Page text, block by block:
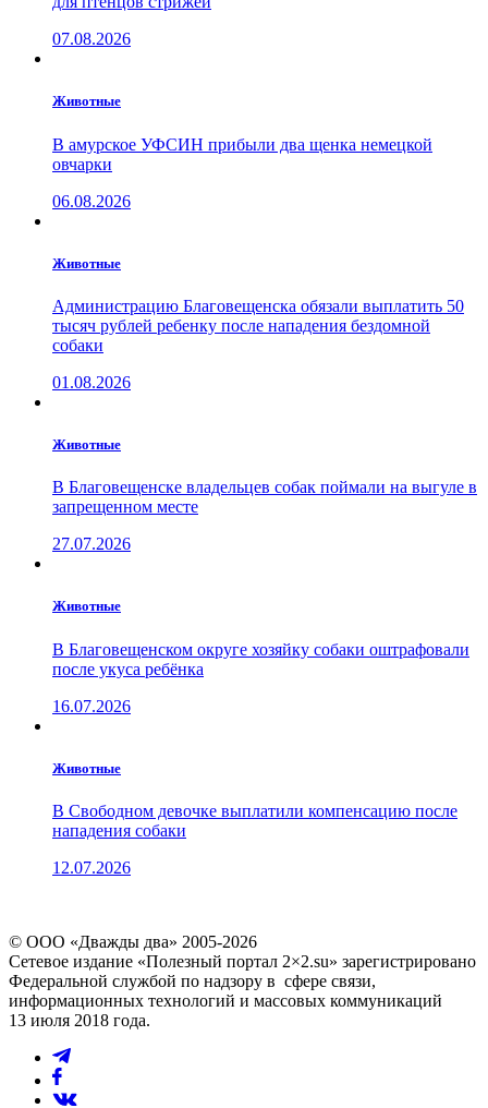
07.08.2026
Животные
В амурское УФСИН прибыли два щенка немецкой
овчарки
06.08.2026
Животные
Администрацию Благовещенска обязали выплатить 50
тысяч рублей ребенку после нападения бездомной
собаки
01.08.2026
Животные
В Благовещенске владельцев собак поймали на выгуле в
запрещенном месте
27.07.2026
Животные
В Благовещенском округе хозяйку собаки оштрафовали
после укуса ребёнка
16.07.2026
Животные
В Свободном девочке выплатили компенсацию после
нападения собаки
12.07.2026
© ООО «Дважды два» 2005-2026
Сетевое издание «Полезный портал 2×2.su» зарегистрировано
Федеральной службой по надзору в сфере связи,
информационных технологий и массовых коммуникаций
13 июля 2018 года.